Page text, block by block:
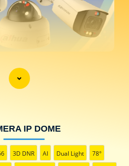
'
IP DOME
3D DNR AI Dual Light 78°